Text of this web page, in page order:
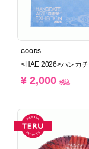
GOODS
<HAE 2026>ハンカチ
¥ 2,000 税込